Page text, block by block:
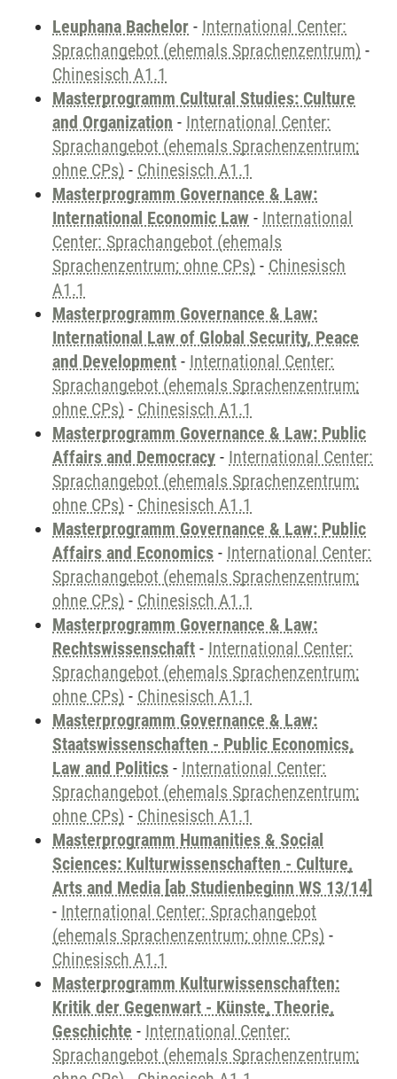
Leuphana Bachelor - International Center:
Sprachangebot (ehemals Sprachenzentrum) -
Chinesisch A1.1
Masterprogramm Cultural Studies: Culture
and Organization - International Center:
Sprachangebot (ehemals Sprachenzentrum;
ohne CPs) - Chinesisch A1.1
Masterprogramm Governance & Law:
International Economic Law - International
Center: Sprachangebot (ehemals
Sprachenzentrum; ohne CPs) - Chinesisch
A1.1
Masterprogramm Governance & Law:
International Law of Global Security, Peace
and Development - International Center:
Sprachangebot (ehemals Sprachenzentrum;
ohne CPs) - Chinesisch A1.1
Masterprogramm Governance & Law: Public
Affairs and Democracy - International Center:
Sprachangebot (ehemals Sprachenzentrum;
ohne CPs) - Chinesisch A1.1
Masterprogramm Governance & Law: Public
Affairs and Economics - International Center:
Sprachangebot (ehemals Sprachenzentrum;
ohne CPs) - Chinesisch A1.1
Masterprogramm Governance & Law:
Rechtswissenschaft - International Center:
Sprachangebot (ehemals Sprachenzentrum;
ohne CPs) - Chinesisch A1.1
Masterprogramm Governance & Law:
Staatswissenschaften - Public Economics,
Law and Politics - International Center:
Sprachangebot (ehemals Sprachenzentrum;
ohne CPs) - Chinesisch A1.1
Masterprogramm Humanities & Social
Sciences: Kulturwissenschaften - Culture,
Arts and Media [ab Studienbeginn WS 13/14]
- International Center: Sprachangebot
(ehemals Sprachenzentrum; ohne CPs) -
Chinesisch A1.1
Masterprogramm Kulturwissenschaften:
Kritik der Gegenwart - Künste, Theorie,
Geschichte - International Center:
Sprachangebot (ehemals Sprachenzentrum;